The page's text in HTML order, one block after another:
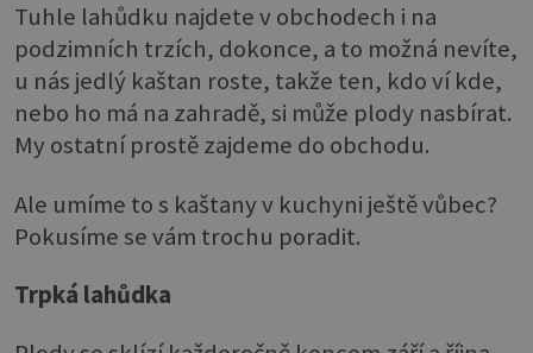
Tuhle lahůdku najdete v obchodech i na
podzimních trzích, dokonce, a to možná nevíte,
u nás jedlý kaštan roste, takže ten, kdo ví kde,
nebo ho má na zahradě, si může plody nasbírat.
My ostatní prostě zajdeme do obchodu.
Ale umíme to s kaštany v kuchyni ještě vůbec?
Pokusíme se vám trochu poradit.
Trpká lahůdka